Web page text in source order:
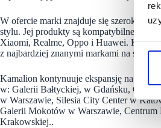
W ofercie marki znajduje się szeroka
stylu. Jej produkty są kompatybilne z
Xiaomi, Realme, Oppo i Huawei.
z najbardziej znanymi markami na
Kamalion kontynuuje ekspansję na rynku
w: Galerii Bałtyckiej, w Gdańsku, Galerii
w Warszawie, Silesia City Center w
Galerii Mokotów w Warszawie,
Krakowskiej..